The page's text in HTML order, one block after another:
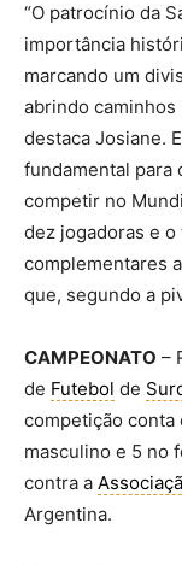
“O patrocínio da
importância
marcando um
abrindo caminhos
destaca Josiane.
fundamental para
competir no
dez jogadoras e
complementares
que, segundo a
CAMPEONATO –
de Futebol de
competição conta
masculino e 5 no
contra a
Argentina.